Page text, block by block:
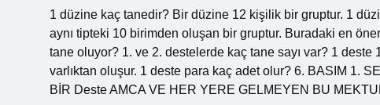
1 düzine kaç tanedir? Bir düzine 12 kişilik bir gruptur. 1
aynı tipteki 10 birimden oluşan bir gruptur. Buradaki en
tane oluyor? 1. ve 2. destelerde kaç tane sayı var? 1 deste
varlıktan oluşur. 1 deste para kaç adet olur? 6. BASIM 1.
BİR Deste AMCA VE HER YERE GELMEYEN BU